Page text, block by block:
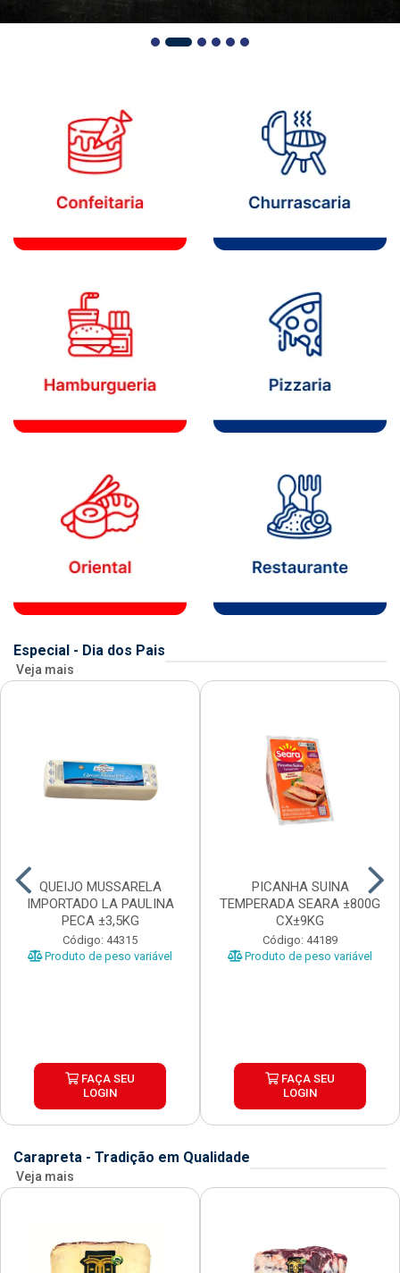
Especial - Dia dos Pais
Veja mais
QUEIJO MUSSARELA
IMPORTADO LA PAULINA
PECA ±3,5KG
Código: 44315
Produto de peso variável
FAÇA SEU
LOGIN
PICANHA SUINA
TEMPERADA SEARA ±800G
CX±9KG
Código: 44189
Produto de peso variável
FAÇA SEU
LOGIN
Carapreta - Tradição em Qualidade
Veja mais